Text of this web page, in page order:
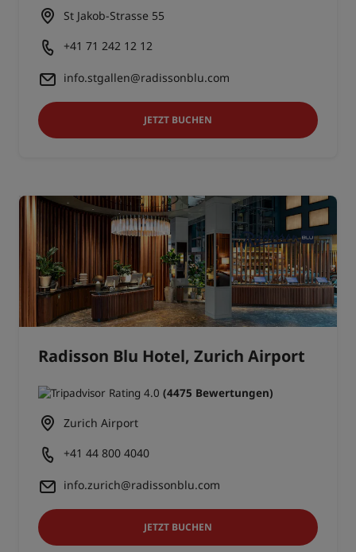
St Jakob-Strasse 55
+41 71 242 12 12
info.stgallen@radissonblu.com
JETZT BUCHEN
Radisson Blu Hotel, Zurich Airport
(4475 Bewertungen)
Zurich Airport
+41 44 800 4040
info.zurich@radissonblu.com
JETZT BUCHEN